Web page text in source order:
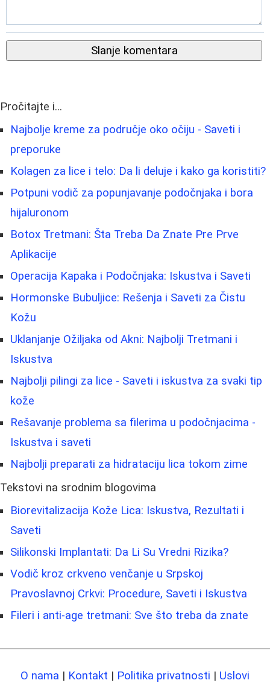
Slanje komentara
Pročitajte i...
Najbolje kreme za područje oko očiju - Saveti i
preporuke
Kolagen za lice i telo: Da li deluje i kako ga koristiti?
Potpuni vodič za popunjavanje podočnjaka i bora
hijaluronom
Botox Tretmani: Šta Treba Da Znate Pre Prve
Aplikacije
Operacija Kapaka i Podočnjaka: Iskustva i Saveti
Hormonske Bubuljice: Rešenja i Saveti za Čistu
Kožu
Uklanjanje Ožiljaka od Akni: Najbolji Tretmani i
Iskustva
Najbolji pilingi za lice - Saveti i iskustva za svaki tip
kože
Rešavanje problema sa filerima u podočnjacima -
Iskustva i saveti
Najbolji preparati za hidrataciju lica tokom zime
Tekstovi na srodnim blogovima
Biorevitalizacija Kože Lica: Iskustva, Rezultati i
Saveti
Silikonski Implantati: Da Li Su Vredni Rizika?
Vodič kroz crkveno venčanje u Srpskoj
Pravoslavnoj Crkvi: Procedure, Saveti i Iskustva
Fileri i anti-age tretmani: Sve što treba da znate
O nama | Kontakt | Politika privatnosti | Uslovi